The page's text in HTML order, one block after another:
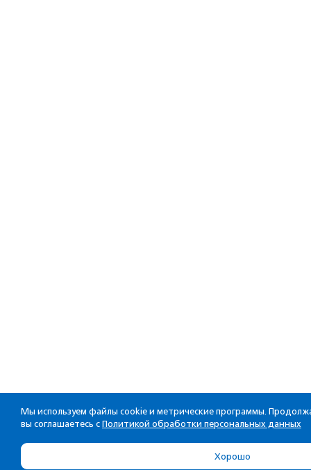
Мы используем файлы cookie и метрические программы.
вы соглашаетесь с Политикой обработки персональных данных
Хорошо